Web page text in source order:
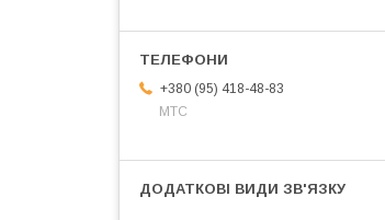
+380 (95) 418-48-83
МТС